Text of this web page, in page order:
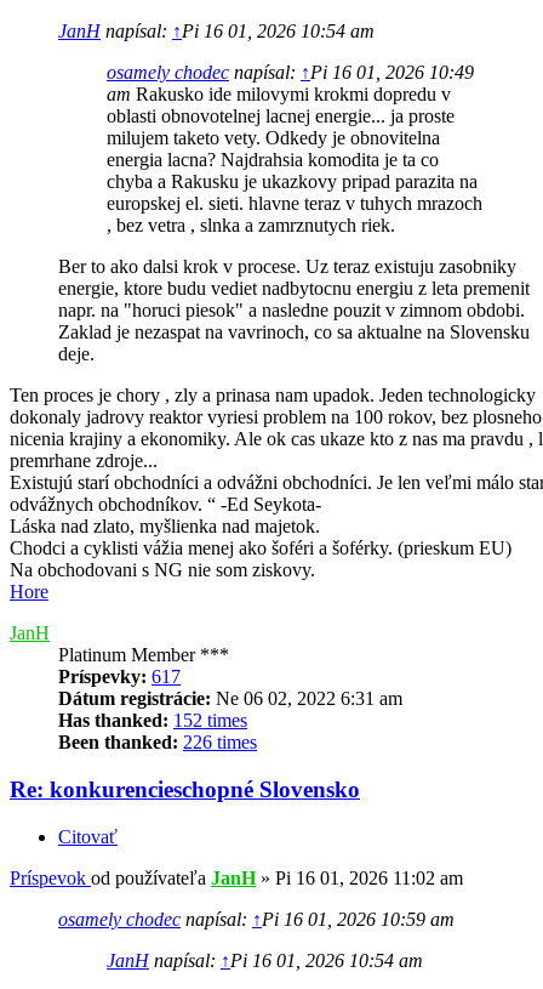
JanHnapísal: ↑Pi 16 01, 2026 10:54 am
osamely chodec napísal: ↑Pi 16 01, 2026 10:49
am Rakusko ide milovymi krokmi dopredu v
oblasti obnovotelnej lacnej energie... ja proste
milujem taketo vety. Odkedy je obnovitelna
energia lacna? Najdrahsia komodita je ta co
chyba a Rakusku je ukazkovy pripad parazita na
europskej el. sieti. hlavne teraz v tuhych mrazoch
, bez vetra , slnka a zamrznutych riek.
Ber to ako dalsi krok v procese. Uz teraz existuju zasobniky
energie, ktore budu vediet nadbytocnu energiu z leta premenit
napr. na "horuci piesok" a nasledne pouzit v zimnom obdobi.
Zaklad je nezaspat na vavrinoch, co sa aktualne na Slovensku
deje.
Ten proces je chory , zly a prinasa nam upadok. Jeden technologicky
dokonaly jadrovy reaktor vyriesi problem na 100 rokov, bez plosneho
nicenia krajiny a ekonomiky. Ale ok cas ukaze kto z nas ma pravdu ,
premrhane zdroje...
Existujú starí obchodníci a odvážni obchodníci. Je len veľmi málo
odvážnych obchodníkov. “ -Ed Seykota-
Láska nad zlato, myšlienka nad majetok.
Chodci a cyklisti vážia menej ako šoféri a šoférky. (prieskum EU)
Na obchodovani s NG nie som ziskovy.
Hore
JanH
Platinum Member ***
Príspevky: 617
Dátum registrácie: Ne 06 02, 2022 6:31 am
Has thanked: 152 times
Been thanked: 226 times
Re: konkurencieschopné Slovensko
Citovať
Príspevok od používateľa JanH» Pi 16 01, 2026 11:02 am
osamely chodec napísal: ↑Pi 16 01, 2026 10:59 am
JanHnapísal: ↑Pi 16 01, 2026 10:54 am